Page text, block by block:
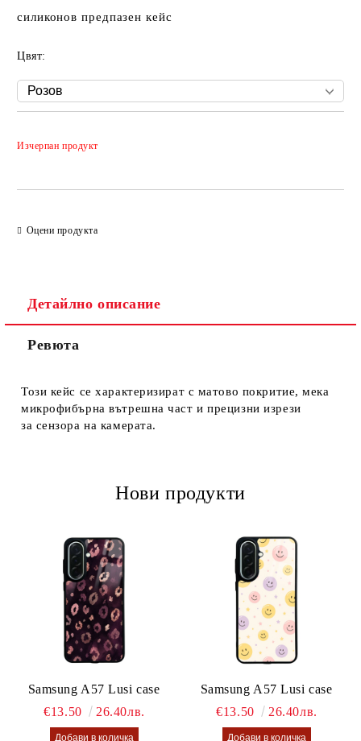
силиконов предпазен кейс
Цвят:
Изчерпан продукт
Оцени продукта
Детайлно описание
Ревюта
Този кейс се характеризират с матово покритие, мека
микрофибърна вътрешна част и прецизни изрези
за сензора на камерата.
Нови продукти
Samsung A57 Lusi case
€13.50
26.40лв.
Samsung A57 Lusi case
€13.50
26.40лв.